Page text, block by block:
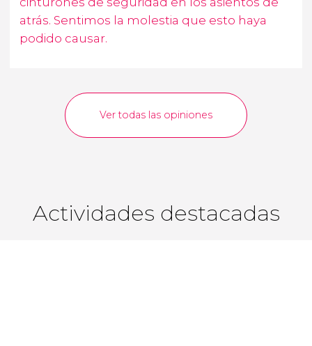
atrás. Sentimos la molestia que esto haya
podido causar.
Ver todas las opiniones
Actividades destacadas